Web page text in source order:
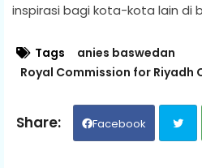
inspirasi bagi kota-kota lain di
Tags
anies baswedan
Royal Commission for Riyadh
Facebook